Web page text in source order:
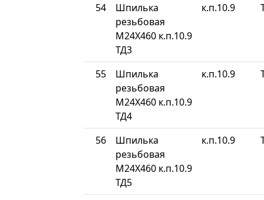
54
Шпилька
резьбовая
М24Х460 к.п.10.9
ТД3
к.п.10.9
55
Шпилька
резьбовая
М24Х460 к.п.10.9
ТД4
к.п.10.9
56
Шпилька
резьбовая
М24Х460 к.п.10.9
ТД5
к.п.10.9